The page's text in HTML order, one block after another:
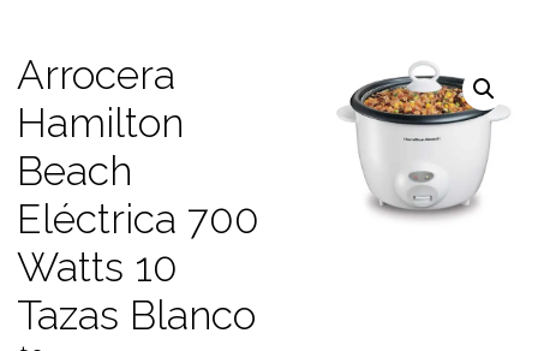
Arrocera
Hamilton
Beach
Eléctrica 700
Watts 10
Tazas Blanco